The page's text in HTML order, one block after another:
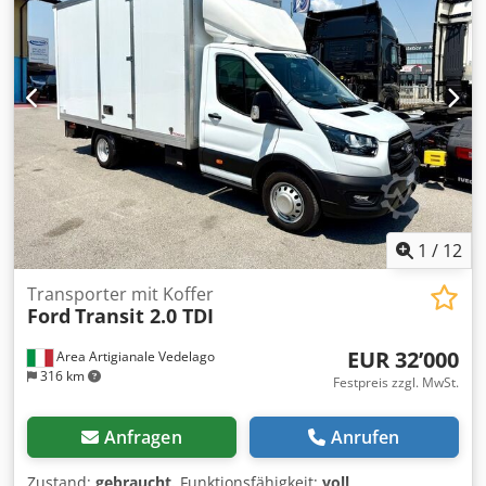
Nebelscheinwerfer
, IVECO DAILY 35 C 18 Pritschenwagen
Baujahr 08/2020 Dieselmotor 6-Gang-Schaltgetriebe +
Rückwärtsgang Euro 6 Führerschein Klasse B Leistung 132
kW (180 PS) Hubraum 3.000 Dsdpfx Ahsyhbfcj Nskr
Radstand 3.750 mm Pritschenlänge 4.300 mm Nutzlast 870
kg Gesamtgewicht 3.500 kg Mechanische Blattfederung
Zwillingsbereifung hinten ABS Klimaanlage
Navigationssystem LED-Beleuchtung Radio Elektrische
Fensterheber und Spiegel 12 Monate Garantie auf
Getriebe und Motor 75.000 km
1 / 12
Area Artigianale Vedelago
316 km
Transporter mit Koffer
Ford Transit 2.0 TDI
EUR 32’000
Festpreis zzgl. MwSt.
Anfragen Anrufen